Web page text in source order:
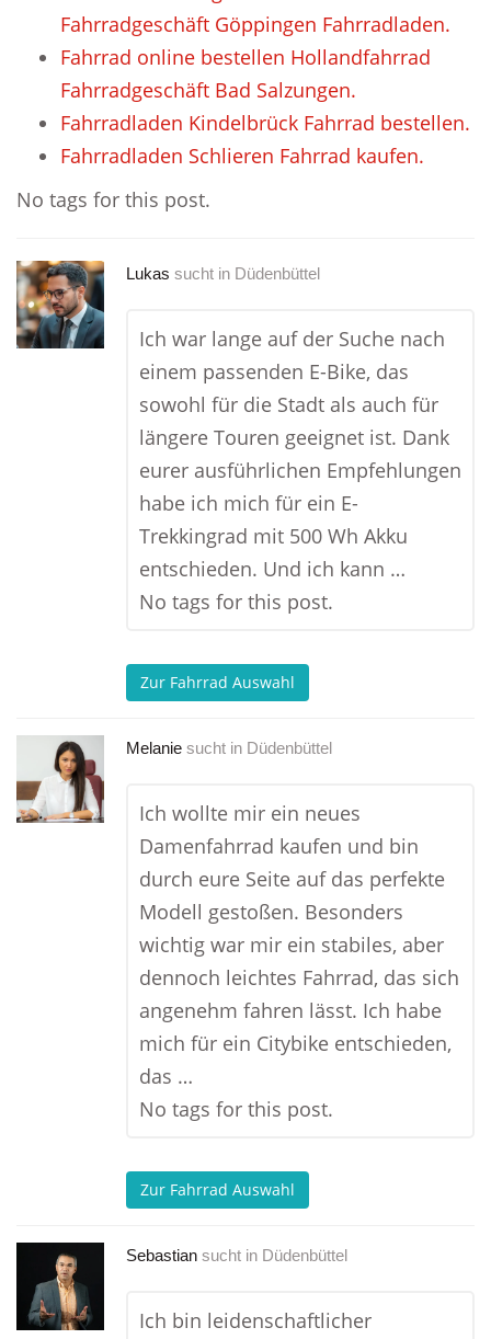
Fahrradgeschäft Göppingen Fahrradladen.
Fahrrad online bestellen Hollandfahrrad
Fahrradgeschäft Bad Salzungen.
Fahrradladen Kindelbrück Fahrrad bestellen.
Fahrradladen Schlieren Fahrrad kaufen.
No tags for this post.
Lukas sucht in Düdenbüttel
Ich war lange auf der Suche nach
einem passenden E-Bike, das
sowohl für die Stadt als auch für
längere Touren geeignet ist. Dank
eurer ausführlichen Empfehlungen
habe ich mich für ein E-
Trekkingrad mit 500 Wh Akku
entschieden. Und ich kann …
No tags for this post.
Zur Fahrrad Auswahl
Melanie sucht in Düdenbüttel
Ich wollte mir ein neues
Damenfahrrad kaufen und bin
durch eure Seite auf das perfekte
Modell gestoßen. Besonders
wichtig war mir ein stabiles, aber
dennoch leichtes Fahrrad, das sich
angenehm fahren lässt. Ich habe
mich für ein Citybike entschieden,
das …
No tags for this post.
Zur Fahrrad Auswahl
Sebastian sucht in Düdenbüttel
Ich bin leidenschaftlicher